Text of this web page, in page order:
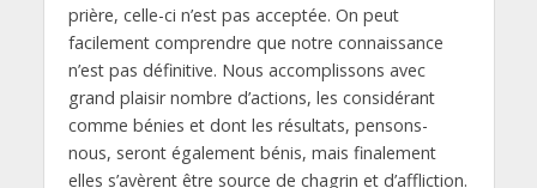
prière, celle-ci n’est pas acceptée. On peut
facilement comprendre que notre connaissance
n’est pas définitive. Nous accomplissons avec
grand plaisir nombre d’actions, les considérant
comme bénies et dont les résultats, pensons-
nous, seront également bénis, mais finalement
elles s’avèrent être source de chagrin et d’affliction.